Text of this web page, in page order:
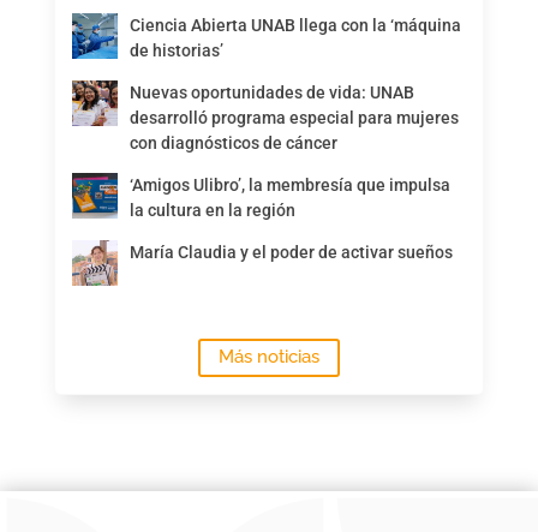
Ciencia Abierta UNAB llega con la ‘máquina
de historias’
Nuevas oportunidades de vida: UNAB
desarrolló programa especial para mujeres
con diagnósticos de cáncer
‘Amigos Ulibro’, la membresía que impulsa
la cultura en la región
María Claudia y el poder de activar sueños
Más noticias